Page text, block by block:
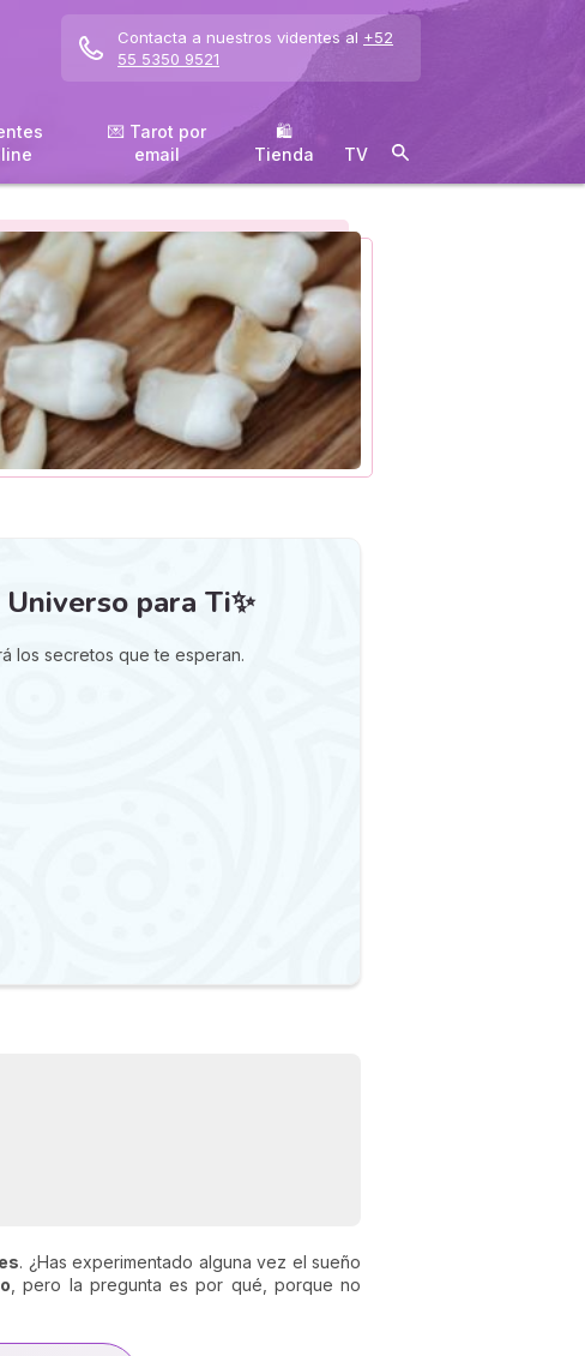
Contacta a nuestros videntes al +52
55 5350 9521
💌 Tarot por
email
🛍
️Tienda
TV
para Ti✨
los secretos que te esperan.
. ¿Has experimentado alguna vez el sueño
, pero la pregunta es por qué, porque no